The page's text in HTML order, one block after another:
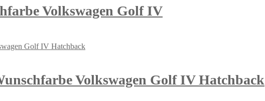
Volkswagen Golf IV
Volkswagen Golf IV Hatchback